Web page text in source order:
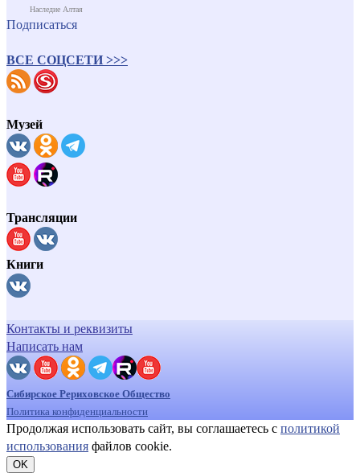
Наследие Алтая
Подписаться
ВСЕ СОЦСЕТИ >>>
Музей
Трансляции
Книги
Контакты и реквизиты
Написать нам
Сибирское Рериховское Общество
Политика конфиденциальности
Продолжая использовать сайт, вы соглашаетесь с политикой
использования файлов cookie.
OK